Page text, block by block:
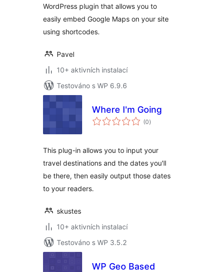
WordPress plugin that allows you to
easily embed Google Maps on your site
using shortcodes.
Pavel
10+ aktivních instalací
Testováno s WP 6.9.6
Where I'm Going
(0celkové
hodnocení
)
This plug-in allows you to input your
travel destinations and the dates you'll
be there, then easily output those dates
to your readers.
skustes
10+ aktivních instalací
Testováno s WP 3.5.2
WP Geo Based